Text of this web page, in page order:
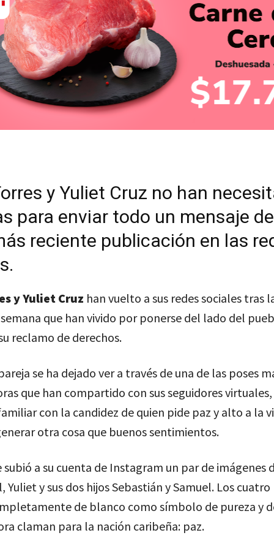
y Yuliet Cruz no han
para enviar todo un mensaje
reciente publicación en las
y Yuliet Cruz han vuelto a sus redes sociales tras
que han vivido por ponerse del lado del
reclamo de derechos.
se ha dejado ver a través de una de las poses
que han compartido con sus seguidores virtuales,
con la candidez de quien pide paz y alto a la
otra cosa que buenos sentimientos.
a su cuenta de Instagram un par de imágenes
Yuliet y sus dos hijos Sebastián y Samuel. Los
de blanco como símbolo de pureza y
claman para la nación caribeña: paz.